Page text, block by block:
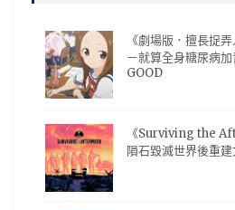
《劇場版．擅長捉
－就算全身糖尿病
GOOD
《Surviving the
隕石毀滅世界後重建